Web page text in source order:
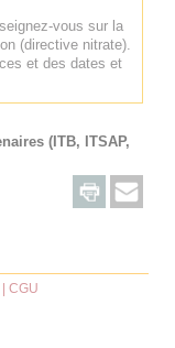
vous sur la
(directive nitrate).
et des dates et
(ITB, ITSAP,
|CGU